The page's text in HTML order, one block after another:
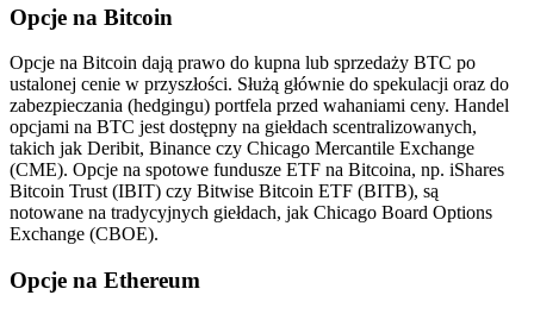
Opcje na Bitcoin
Opcje na Bitcoin dają prawo do kupna lub sprzedaży BTC po
ustalonej cenie w przyszłości. Służą głównie do spekulacji oraz do
zabezpieczania (hedgingu) portfela przed wahaniami ceny. Handel
opcjami na BTC jest dostępny na giełdach scentralizowanych,
takich jak Deribit, Binance czy Chicago Mercantile Exchange
(CME). Opcje na spotowe fundusze ETF na Bitcoina, np. iShares
Bitcoin Trust (IBIT) czy Bitwise Bitcoin ETF (BITB), są
notowane na tradycyjnych giełdach, jak Chicago Board Options
Exchange (CBOE).
Opcje na Ethereum